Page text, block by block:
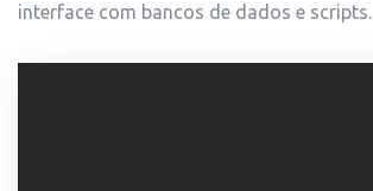
interface com bancos de dados e scripts.